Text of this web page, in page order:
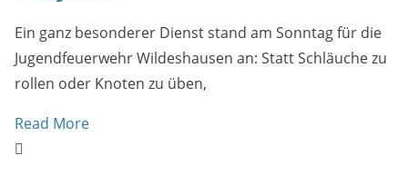
Ein ganz besonderer Dienst stand am Sonntag für die
Jugendfeuerwehr Wildeshausen an: Statt Schläuche zu
rollen oder Knoten zu üben,
Read More